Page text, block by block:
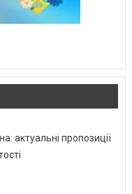
актуальні пропозиції